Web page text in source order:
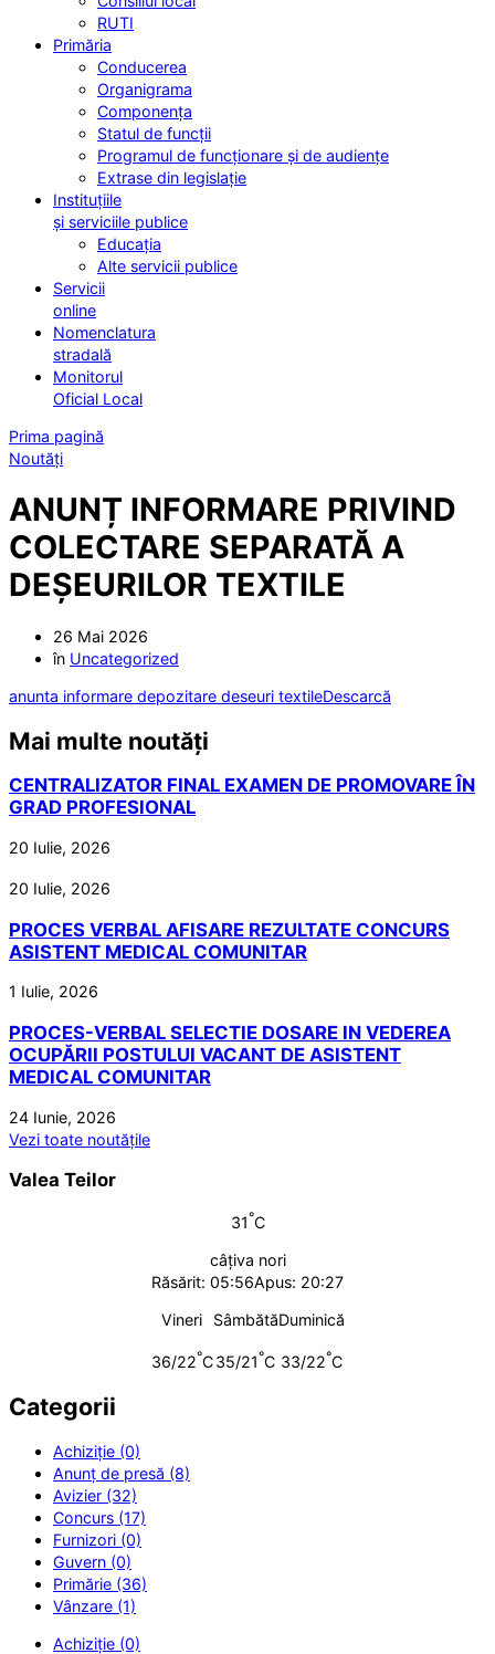
RUTI
Primăria
Conducerea
Organigrama
Componența
Statul de funcții
Programul de funcționare și de audiențe
Extrase din legislație
Instituțiile
și serviciile publice
Educația
Alte servicii publice
Servicii
online
Nomenclatura
stradală
Monitorul
Oficial Local
Prima pagină
Noutăți
ANUNȚ INFORMARE PRIVIND
COLECTARE SEPARATĂ A
DEȘEURILOR TEXTILE
26 Mai 2026
în Uncategorized
anunta informare depozitare deseuri textileDescarcă
Mai multe noutăți
CENTRALIZATOR FINAL EXAMEN DE PROMOVARE ÎN
GRAD PROFESIONAL
20 Iulie, 2026
20 Iulie, 2026
PROCES VERBAL AFISARE REZULTATE CONCURS
ASISTENT MEDICAL COMUNITAR
1 Iulie, 2026
PROCES-VERBAL SELECTIE DOSARE IN VEDEREA
OCUPĂRII POSTULUI VACANT DE ASISTENT
MEDICAL COMUNITAR
24 Iunie, 2026
Vezi toate noutățile
Valea Teilor
31°C
câțiva nori
Răsărit: 05:56Apus: 20:27
Vineri
36/22°C
Sâmbătă
35/21°C
Duminică
33/22°C
Categorii
Achiziție (0)
Anunț de presă (8)
Avizier (32)
Concurs (17)
Furnizori (0)
Guvern (0)
Primărie (36)
Vânzare (1)
Achiziție (0)